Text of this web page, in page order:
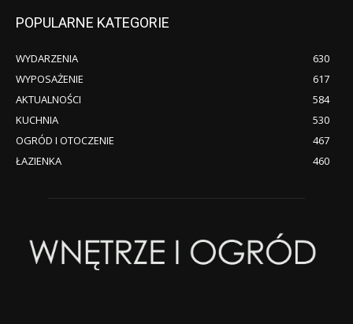
POPULARNE KATEGORIE
WYDARZENIA
630
WYPOSAŻENIE
617
AKTUALNOŚCI
584
KUCHNIA
530
OGRÓD I OTOCZENIE
467
ŁAZIENKA
460